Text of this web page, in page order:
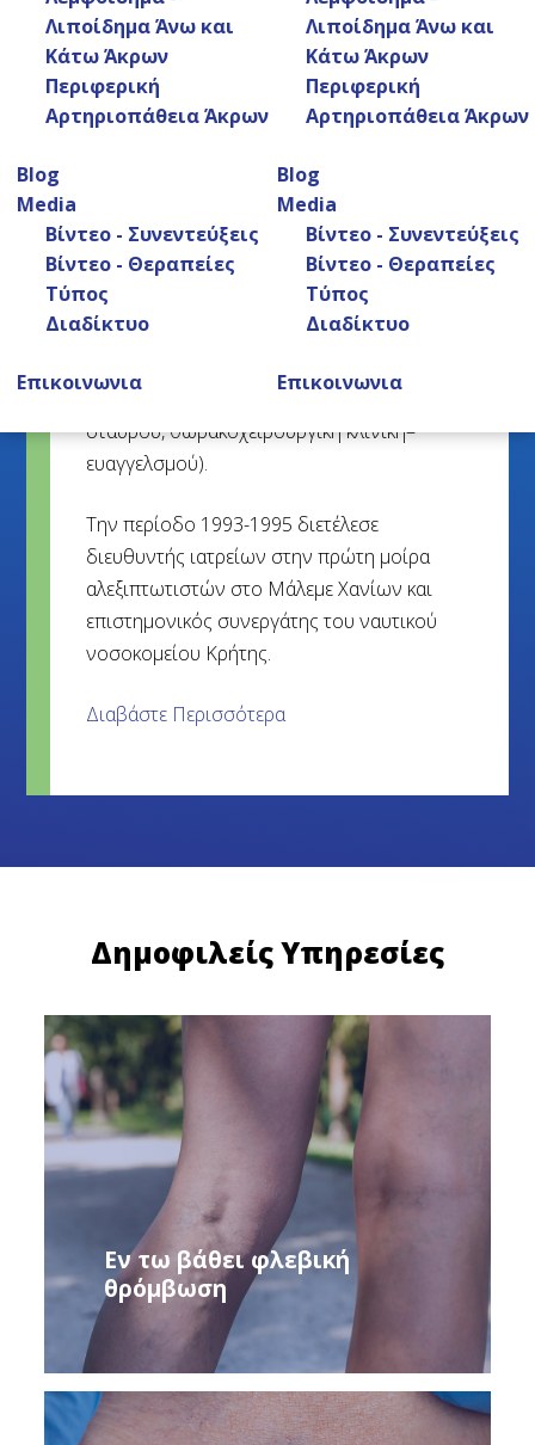
Λιποίδημα Άνω και
Κάτω Άκρων
Περιφερική
Αρτηριοπάθεια Άκρων
Blog
Media
Βίντεο - Συνεντεύξεις
Βίντεο - Θεραπείες
Τύπος
Διαδίκτυο
Επικοινωνια
Λιποίδημα Άνω και
Κάτω Άκρων
Περιφερική
Αρτηριοπάθεια Άκρων
Blog
Media
Βίντεο - Συνεντεύξεις
Βίντεο - Θεραπείες
Τύπος
Διαδίκτυο
Επικοινωνια
στην Αθήνα και σπούδασε ιατρική στην
στρατιωτική σχολή αξιωματικών σωμάτων
(Θεσσαλονίκης). Ξεκίνησε να εργάζεται το
1992 ως στρατιωτικός ιατρός στο 401
να συνεργάζεται με το τμήμα επειγόντων
περιστατικών της Ιντεραμέρικαν.
Ειδικεύτηκε στην αγγειοχειρουργική (Α’
χειρουργική κλινική – 401 ΓΣΝ Αθηνών, Α’
χειρουργική κλινική Τζανείου νοσοκομείου
σταυρού, θωρακοχειρουργική κλινική–
ευαγγελσμού).
Την περίοδο 1993-1995 διετέλεσε
διευθυντής ιατρείων στην πρώτη μοίρα
αλεξιπτωτιστών στο Μάλεμε Χανίων και
επιστημονικός συνεργάτης του ναυτικού
νοσοκομείου Κρήτης.
Διαβάστε Περισσότερα
Δημοφιλείς Υπηρεσίες
Εν τω βάθει φλεβική
θρόμβωση